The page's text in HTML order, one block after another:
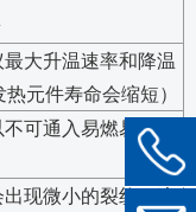
大升温速率和降温
元件寿命会缩短）
可通入易燃易爆气
现微小的裂纹，这